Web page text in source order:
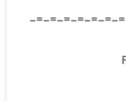
-=-=-=-=-=-=-